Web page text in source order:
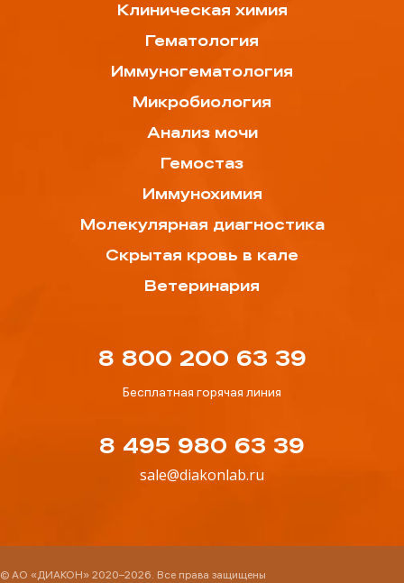
Клиническая химия
Гематология
Иммуногематология
Микробиология
Анализ мочи
Гемостаз
Иммунохимия
Молекулярная диагностика
Скрытая кровь в кале
Ветеринария
8 800 200 63 39
Бесплатная горячая линия
8 495 980 63 39
sale@diakonlab.ru
© АО «ДИАКОН» 2020–2026. Все права защищены